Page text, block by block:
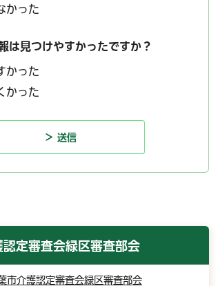
かった
は見つけやすかったですか？
かった
かった
認定審査会緑区審査部会
市介護認定審査会緑区審査部会